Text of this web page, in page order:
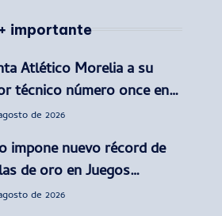
importante
Atlético Morelia a su
técnico número once en…
de 2026
impone nuevo récord de
de oro en Juegos…
de 2026